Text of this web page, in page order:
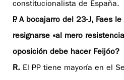
constitucionalista de España.
P. A bocajarro del 23-J, Faes
resignarse «al mero
oposición debe hacer Feijóo?
R. El PP tiene mayoría en el